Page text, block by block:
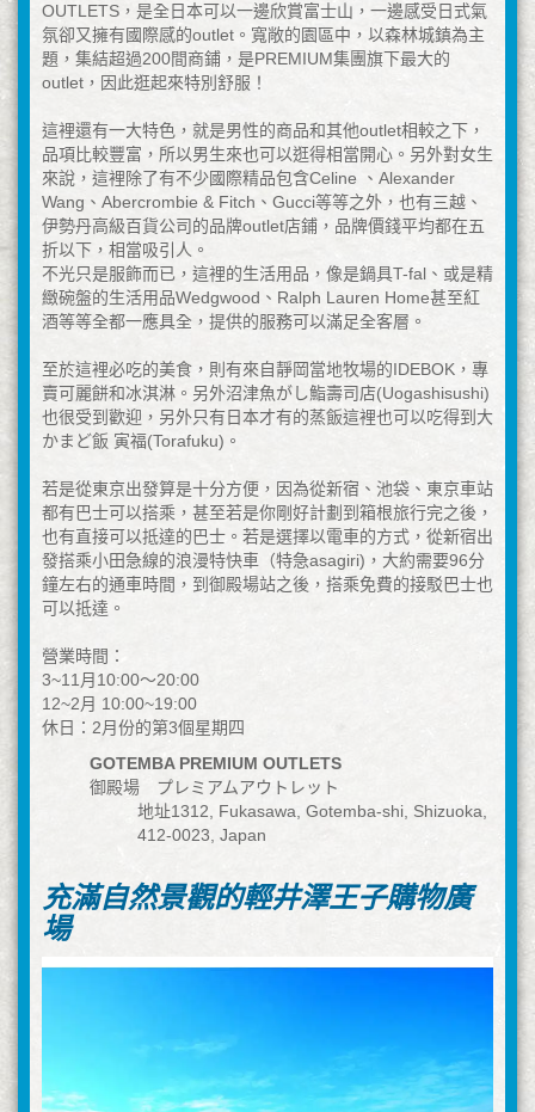
OUTLETS，是全日本可以一邊欣賞富士山，一邊感受日式氣
氛卻又擁有國際感的outlet。寬敞的園區中，以森林城鎮為主
題，集結超過200間商鋪，是PREMIUM集團旗下最大的
outlet，因此逛起來特別舒服！
這裡還有一大特色，就是男性的商品和其他outlet相較之下，
品項比較豐富，所以男生來也可以逛得相當開心。另外對女生
來說，這裡除了有不少國際精品包含Celine 、Alexander
Wang、Abercrombie & Fitch、Gucci等等之外，也有三越、
伊勢丹高級百貨公司的品牌outlet店鋪，品牌價錢平均都在五
折以下，相當吸引人。
不光只是服飾而已，這裡的生活用品，像是鍋具T-fal、或是精
緻碗盤的生活用品Wedgwood、Ralph Lauren Home甚至紅
酒等等全都一應具全，提供的服務可以滿足全客層。
至於這裡必吃的美食，則有來自靜岡當地牧場的IDEBOK，專
賣可麗餅和冰淇淋。另外沼津魚がし鮨壽司店(Uogashisushi)
也很受到歡迎，另外只有日本才有的蒸飯這裡也可以吃得到大
かまど飯 寅福(Torafuku)。
若是從東京出發算是十分方便，因為從新宿、池袋、東京車站
都有巴士可以搭乘，甚至若是你剛好計劃到箱根旅行完之後，
也有直接可以抵達的巴士。若是選擇以電車的方式，從新宿出
發搭乘小田急線的浪漫特快車（特急asagiri)，大約需要96分
鐘左右的通車時間，到御殿場站之後，搭乘免費的接駁巴士也
可以抵達。
營業時間：
3~11月10:00〜20:00
12~2月 10:00~19:00
休日：2月份的第3個星期四
GOTEMBA PREMIUM OUTLETS
御殿場 プレミアムアウトレット
地址1312, Fukasawa, Gotemba-shi, Shizuoka,
412-0023, Japan
充滿自然景觀的輕井澤王子購物廣
場